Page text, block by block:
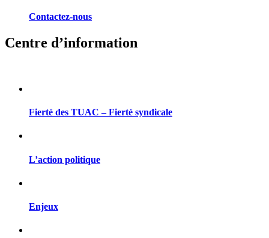
Contactez-nous
Centre d’information
Fierté des TUAC – Fierté syndicale
L’action politique
Enjeux